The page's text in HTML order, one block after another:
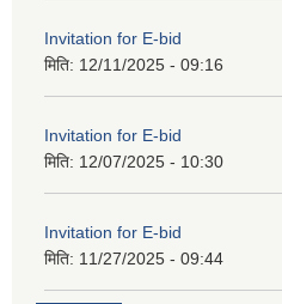
Invitation for E-bid
मिति: 12/11/2025 - 09:16
Invitation for E-bid
मिति: 12/07/2025 - 10:30
Invitation for E-bid
मिति: 11/27/2025 - 09:44